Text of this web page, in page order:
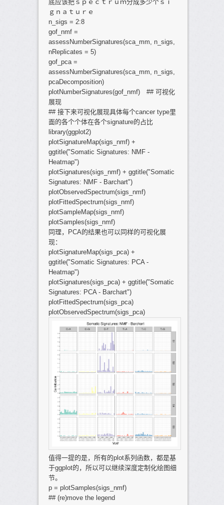
底应该把ｓｐｅｃｔｒｕｍ分成多少个ｓｉ
ｇｎａｔｕｒｅ
n_sigs = 2:8
gof_nmf =
assessNumberSignatures(sca_mm, n_sigs,
nReplicates = 5)
gof_pca =
assessNumberSignatures(sca_mm, n_sigs,
pcaDecomposition)
plotNumberSignatures(gof_nmf) ## 可视化
展现
## 接下来可视化展现具体每个cancer type里
面的各个个体在各个signature的占比
library(ggplot2)
plotSignatureMap(sigs_nmf) +
ggtitle("Somatic Signatures: NMF -
Heatmap")
plotSignatures(sigs_nmf) + ggtitle("Somatic
Signatures: NMF - Barchart")
plotObservedSpectrum(sigs_nmf)
plotFittedSpectrum(sigs_nmf)
plotSampleMap(sigs_nmf)
plotSamples(sigs_nmf)
同理，PCA的结果也可以同样的可视化展
现：
plotSignatureMap(sigs_pca) +
ggtitle("Somatic Signatures: PCA -
Heatmap")
plotSignatures(sigs_pca) + ggtitle("Somatic
Signatures: PCA - Barchart")
plotFittedSpectrum(sigs_pca)
plotObservedSpectrum(sigs_pca)
值得一提的是，所有的plot系列函数，都是基
于ggplot的，所以可以继续深度定制化绘图细
节。
p = plotSamples(sigs_nmf)
## (re)move the legend